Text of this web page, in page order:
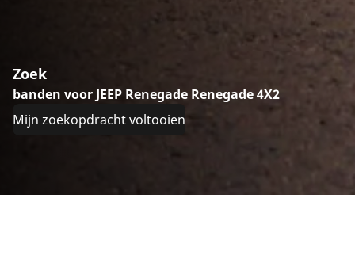
Zoek
banden voor JEEP Renegade Renegade 4X2
Mijn zoekopdracht voltooien